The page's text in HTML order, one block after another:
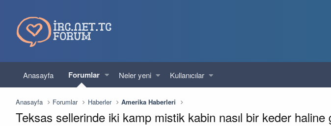
Anasayfa Forumlar Neler yeni Kullanıcılar
Anasayfa Forumlar Haberler Amerika Haberleri
Teksas sellerinde iki kamp mistik kabin nasıl bir keder haline